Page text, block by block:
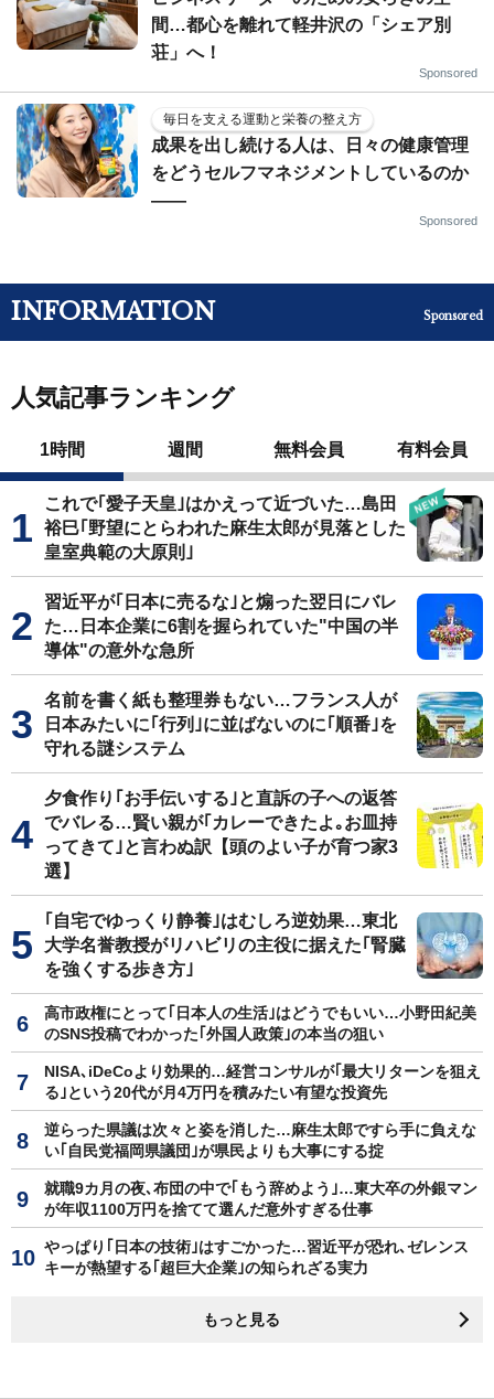
間…都心を離れて軽井沢の「シェア別
荘」へ！
Sponsored
毎日を支える運動と栄養の整え方
成果を出し続ける人は、日々の健康管理
をどうセルフマネジメントしているのか
——
Sponsored
INFORMATION Sponsored
人気記事ランキング
1時間 週間 無料会員 有料会員
これで｢愛子天皇｣はかえって近づいた…島田
裕巳｢野望にとらわれた麻生太郎が見落とした
皇室典範の大原則｣
習近平が｢日本に売るな｣と煽った翌日にバレ
た…日本企業に6割を握られていた"中国の半
導体"の意外な急所
名前を書く紙も整理券もない…フランス人が
日本みたいに｢行列｣に並ばないのに｢順番｣を
守れる謎システム
夕食作り｢お手伝いする｣と直訴の子への返答
でバレる…賢い親が｢カレーできたよ｡お皿持
ってきて｣と言わぬ訳【頭のよい子が育つ家3
選】
｢自宅でゆっくり静養｣はむしろ逆効果…東北
大学名誉教授がリハビリの主役に据えた｢腎臓
を強くする歩き方｣
高市政権にとって｢日本人の生活｣はどうでもいい…小野田紀美
のSNS投稿でわかった｢外国人政策｣の本当の狙い
NISA､iDeCoより効果的…経営コンサルが｢最大リターンを狙え
る｣という20代が月4万円を積みたい有望な投資先
逆らった県議は次々と姿を消した…麻生太郎ですら手に負えな
い｢自民党福岡県議団｣が県民よりも大事にする掟
就職9カ月の夜､布団の中で｢もう辞めよう｣…東大卒の外銀マン
が年収1100万円を捨てて選んだ意外すぎる仕事
やっぱり｢日本の技術｣はすごかった…習近平が恐れ､ゼレンス
キーが熱望する｢超巨大企業｣の知られざる実力
もっと見る